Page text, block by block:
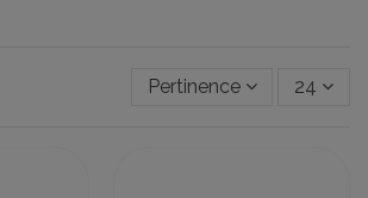
Pertinence 24